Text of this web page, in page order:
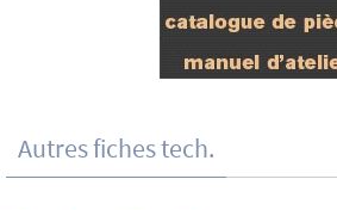
Autres fiches tech.